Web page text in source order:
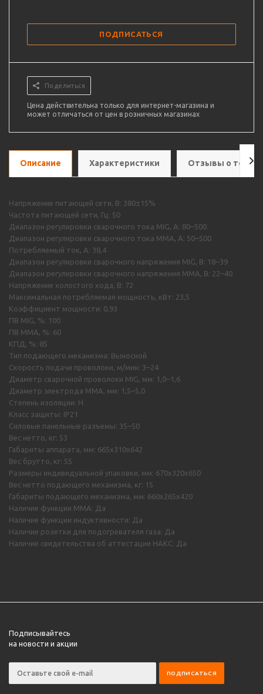
ПОДПИСАТЬСЯ
Поделиться
Цена действительна только для интернет-магазина и
может отличаться от цен в розничных магазинах
Описание Характеристики Отзывы о
Напряжение питающей сети, В: 380±15%
Частота питающей сети, Гц: 50
Диапазон регулировки сварочного тока MIG, А: 80–500
Диапазон регулировки сварочного тока MMA, А: 50–500
Потребляемый ток, А: 38,4
Диапазон регулировки сварочного напряжения MIG, В: 18–39
Диапазон регулировки сварочного напряжения MMA, В: 22–40
Напряжение холостого хода, В: 72
Максимальная потребляемая мощность, кВт: 23,5
Коэффициент мощности: 0,93
ПВ MIG, %: 100
ПВ MMA, %: 60
КПД, %: 85
Тип подающего механизма: Выносной
Скорость подачи проволоки, м/мин: 3–24
Диаметр сварочной проволоки MIG, мм: 1,0–1,6
Диаметр электрода MMA, мм: 1,5–5,0
Степень изоляции: H
Класс защиты: IP21
Силовые панельные разъемы: 35–50
Вес нетто, кг: 53
Габариты аппарата, мм: 665х310х642
Вес брутто, кг: 55
Размеры индивидуальной упаковки, мм: 670х320х650
Вес нетто подающего механизма, кг: 15
Габариты подающего механизма, мм: 660х265х420
Наличие функции MMA: Да
Наличие функции индуктивности: Да
Наличие розетки для подогревателя газа: Да
Наличие свидетельства об аттестации НАКС: Да
Подписывайтесь
на новости и акции